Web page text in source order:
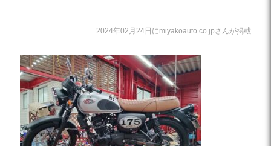
2024年02月24日にmiyakoauto.co.jpさんが掲載